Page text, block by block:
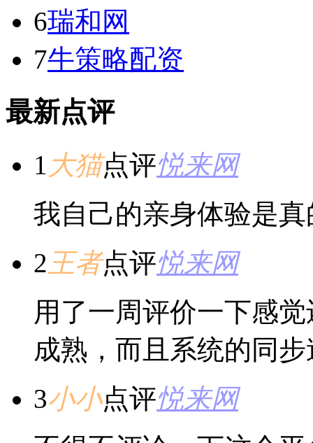
6瑞和网
7牛策略配资
最新点评
1 大猫点评悦来网
我自己的亲身体验是
2 王者点评悦来网
用了一周评价一下感
成熟，而且系统的同
3小小点评悦来网